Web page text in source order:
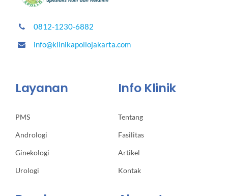
0812-1230-6882
info@klinikapollojakarta.com
Layanan
PMS
Andrologi
Ginekologi
Urologi
Info Klinik
Tentang
Fasilitas
Artikel
Kontak